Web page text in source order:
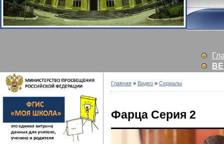
Главная » Видео » Сериалы
Фарца Серия 2